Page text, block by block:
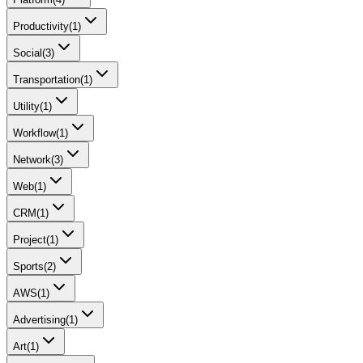
Productivity(1)
Social(3)
Transportation(1)
Utility(1)
Workflow(1)
Network(3)
Web(1)
CRM(1)
Project(1)
Sports(2)
AWS(1)
Advertising(1)
Art(1)